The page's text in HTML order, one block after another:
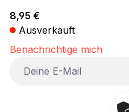
Regulärer Preis:
8,95 €
Ausverkauft
Benachrichtige mich